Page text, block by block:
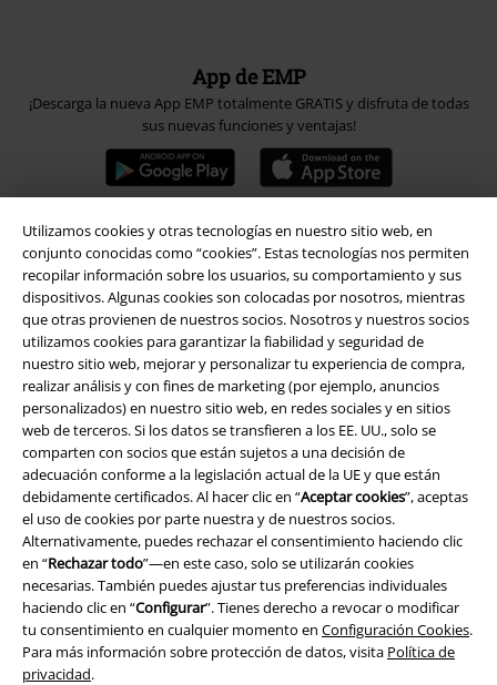
Utilizamos cookies y otras tecnologías en nuestro sitio web, en
conjunto conocidas como “cookies”. Estas tecnologías nos permiten
recopilar información sobre los usuarios, su comportamiento y sus
dispositivos. Algunas cookies son colocadas por nosotros, mientras
que otras provienen de nuestros socios. Nosotros y nuestros socios
utilizamos cookies para garantizar la fiabilidad y seguridad de
nuestro sitio web, mejorar y personalizar tu experiencia de compra,
realizar análisis y con fines de marketing (por ejemplo, anuncios
personalizados) en nuestro sitio web, en redes sociales y en sitios
web de terceros. Si los datos se transfieren a los EE. UU., solo se
comparten con socios que están sujetos a una decisión de
adecuación conforme a la legislación actual de la UE y que están
debidamente certificados. Al hacer clic en “Aceptar cookies”, aceptas
el uso de cookies por parte nuestra y de nuestros socios.
Alternativamente, puedes rechazar el consentimiento haciendo clic
en “Rechazar todo”—en este caso, solo se utilizarán cookies
necesarias. También puedes ajustar tus preferencias individuales
haciendo clic en “Configurar”. Tienes derecho a revocar o modificar
tu consentimiento en cualquier momento en Configuración Cookies.
Para más información sobre protección de datos, visita Política de
privacidad.
App de EMP
¡Descarga la nueva App EMP totalmente GRATIS y disfruta de todas
sus nuevas funciones y ventajas!
A Warner Music Group Company
Seguridad